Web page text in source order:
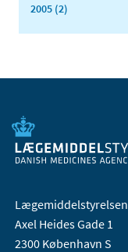
2005 (2)
Lægemiddelstyrelsen
Axel Heides Gade 1
2300 København S